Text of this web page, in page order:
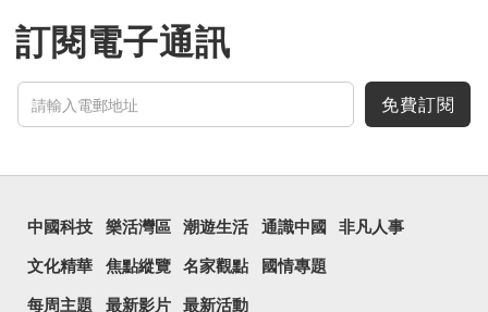
種黍。
這個古字十分少用，直
行表情符號，這個字也被網
民當做表情符號來用。
囧字的「八」像一對委
訂閱電子通訊
免費訂閱
中國科技 樂活灣區 潮遊生活 通識中國 非凡人事
文化精華 焦點縱覽 名家觀點 國情專題
每周主題 最新影片 最新活動